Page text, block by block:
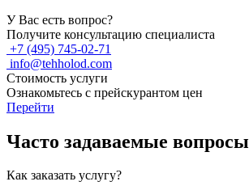
У Вас есть вопрос?
Получите консультацию специалиста
+7 (495) 745-02-71
info@tehholod.com
Стоимость услуги
Ознакомьтесь с прейскурантом цен
Перейти
Часто задаваемые вопросы
Как заказать услугу?